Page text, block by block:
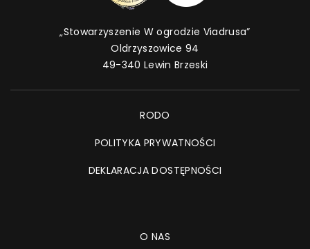
„Stowarzyszenie W ogrodzie Viadrusa”
Oldrzyszowice 94
49-340 Lewin Brzeski
RODO
POLITYKA PRYWATNOŚCI
DEKLARACJA DOSTĘPNOŚCI
O NAS